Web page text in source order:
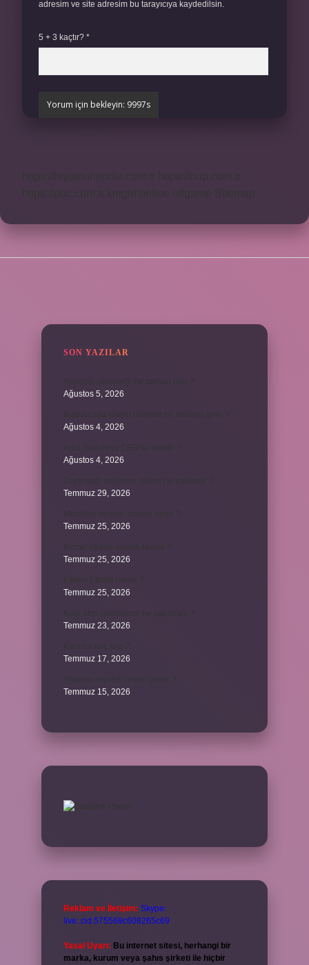
adresim ve site adresim bu tarayıcıya kaydedilsin.
5 + 3 kaçtır? *
SON YAZILAR
Ağustos 5, 2026
Ağustos 4, 2026
Ağustos 4, 2026
Temmuz 29, 2026
Temmuz 25, 2026
Temmuz 25, 2026
Temmuz 25, 2026
Temmuz 23, 2026
Temmuz 17, 2026
Temmuz 15, 2026
Reklam ve İletişim: Skype:
live:.cid.575569c608265c69
Yasal Uyarı: Bu internet sitesi, herhangi bir
marka, kurum veya şahıs şirketi ile hiçbir